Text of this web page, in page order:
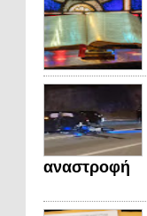
αναστροφή